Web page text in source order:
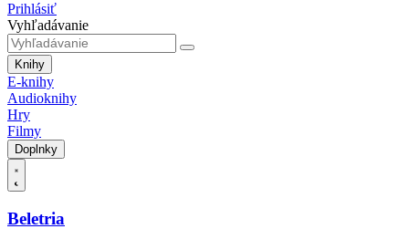
Prihlásiť
Vyhľadávanie
Knihy
E-knihy
Audioknihy
Hry
Filmy
Doplnky
Beletria